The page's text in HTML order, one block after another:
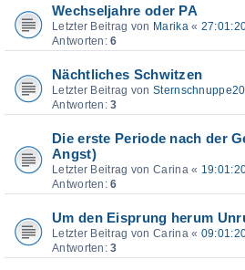
Wechseljahre oder PA
Letzter Beitrag von Marika«
Antworten:6
Nächtliches Schwitzen
Letzter Beitrag von
Antworten:3
Die erste Periode nach der
Angst)
Letzter Beitrag vonCarina«
Antworten:6
Um den Eisprung herum
Letzter Beitrag vonCarina«
Antworten:3